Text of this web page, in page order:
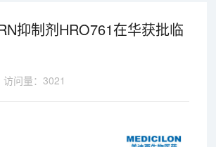
抑制剂HRO761在华获批临
访问量：3021